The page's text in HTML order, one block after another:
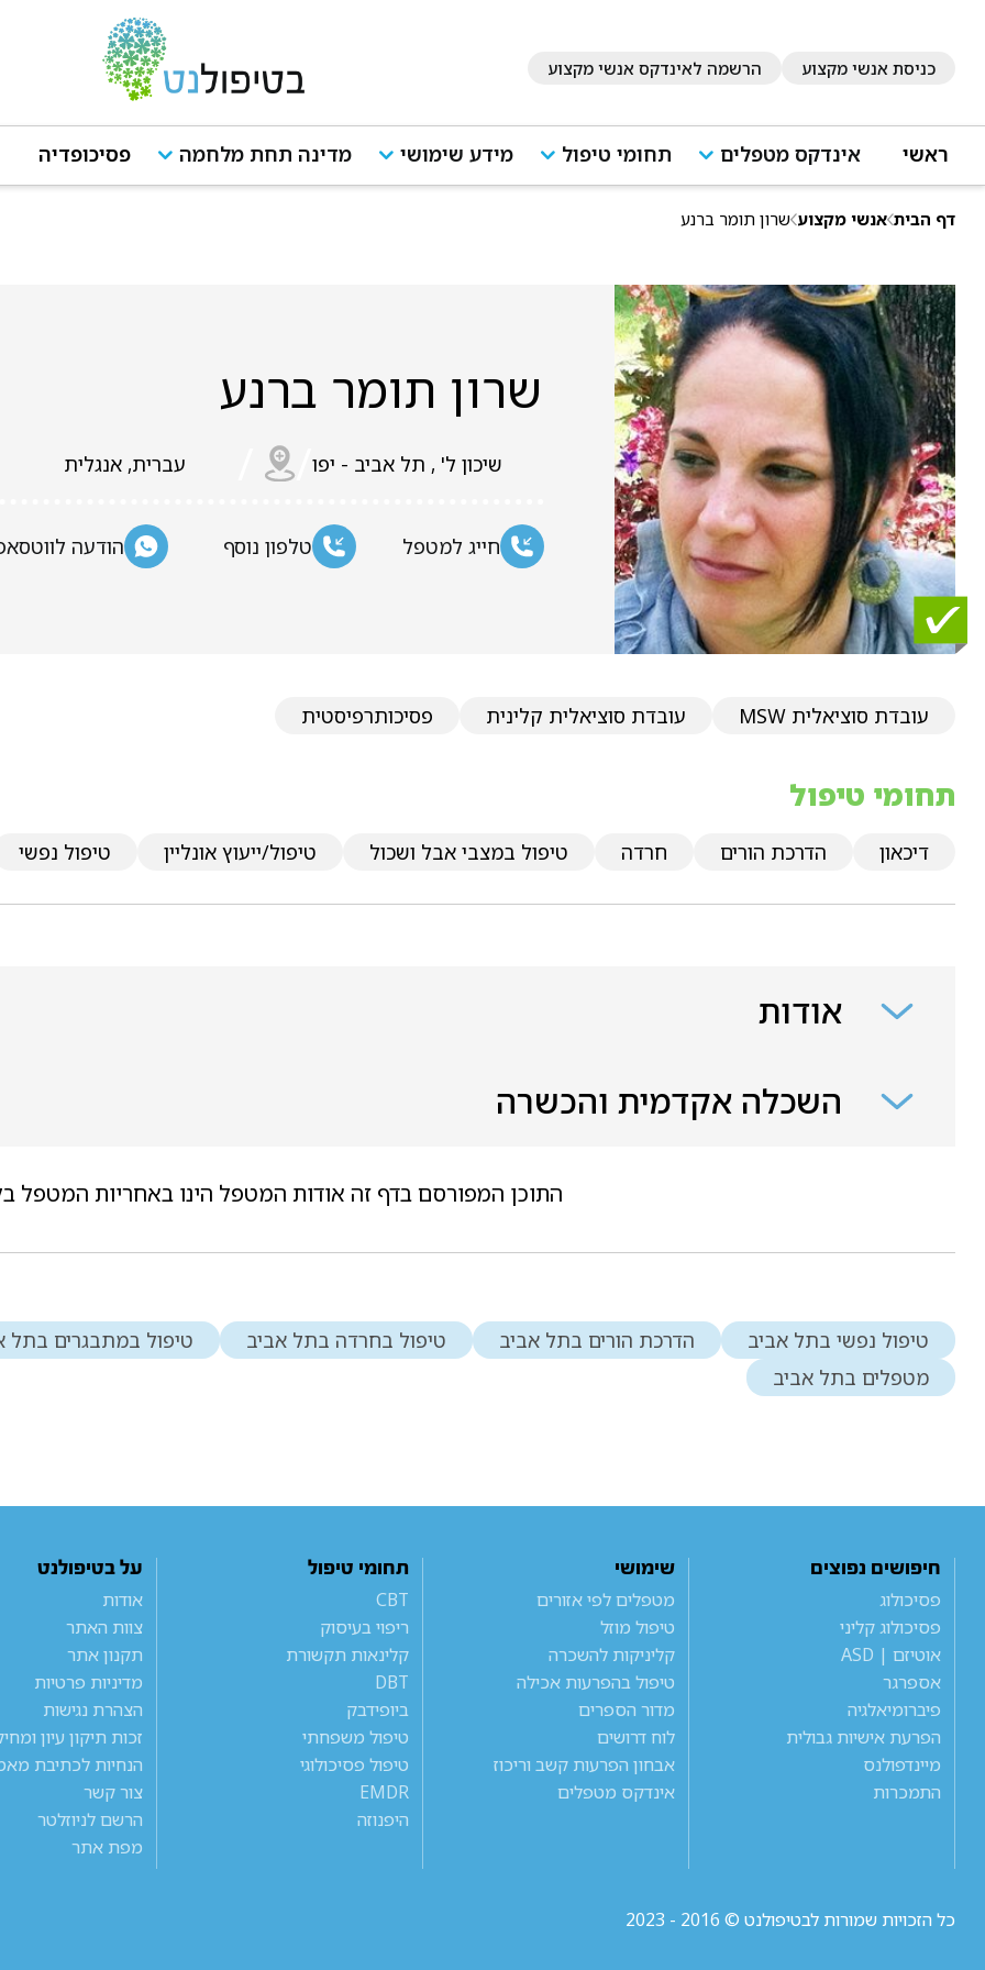
כניסת אנשי מקצוע הרשמה לאינדקס אנשי מקצוע
ראשי אינדקס מטפלים תחומי טיפול מידע שימושי מדינה תחת מלחמה פסיכופדיה
דף הבית אנשי מקצוע שרון תומר ברנע
שרון תומר ברנע
שיכון ל' , תל אביב - יפו עברית, אנגלית
חייג למטפל טלפון נוסף הודעה
עובדת סוציאלית MSW עובדת סוציאלית קלינית פסיכותרפיסטית
תחומי טיפול
דיכאון הדרכת הורים חרדה טיפול במצבי אבל ושכול טיפול/ייעוץ אונליין טיפול נפשי
אודות
השכלה אקדמית והכשרה
התוכן המפורסם בדף זה אודות המטפל הינו באחריות המטפל
טיפול נפשי בתל אביב הדרכת הורים בתל אביב טיפול בחרדה בתל אביב טיפול במתבגרים בתל
מטפלים בתל אביב
חיפושים נפוצים
פסיכולוג
פסיכולוג קליני
אוטיזם | ASD
אספרגר
פיברומיאלגיה
הפרעת אישיות גבולית
מיינדפולנס
התמכרות
שימושי
מטפלים לפי אזורים
טיפול מוזל
קליניקות להשכרה
טיפול בהפרעות אכילה
מדור הספרים
לוח דרושים
אבחון הפרעות קשב וריכוז
אינדקס מטפלים
תחומי טיפול
CBT
ריפוי בעיסוק
קלינאות תקשורת
DBT
ביופידבק
טיפול משפחתי
טיפול פסיכולוגי
EMDR
היפנוזה
על בטיפולנט
אודות
צוות האתר
תקנון אתר
מדיניות פרטיות
הצהרת נגישות
זכות תיקון עיון
הנחיות לכתיבת
צור קשר
הרשם לניוזלטר
מפת אתר
כל הזכויות שמורות לבטיפולנט © 2016 - 2023